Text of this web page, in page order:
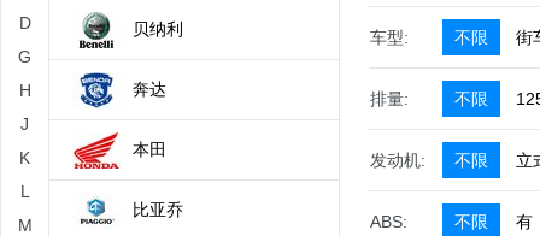
D
G
H
J
K
L
M
贝纳利
奔达
本田
比亚乔
车型: 不限 街
排量: 不限
发动机: 不限 立
ABS: 不限 有